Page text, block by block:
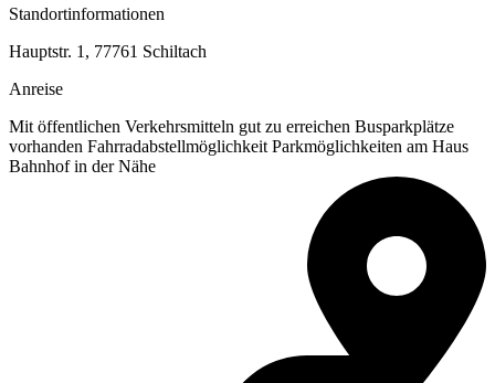
Standortinformationen
Hauptstr. 1, 77761 Schiltach
Anreise
Mit öffentlichen Verkehrsmitteln gut zu erreichen Busparkplätze
vorhanden Fahrradabstellmöglichkeit Parkmöglichkeiten am Haus
Bahnhof in der Nähe